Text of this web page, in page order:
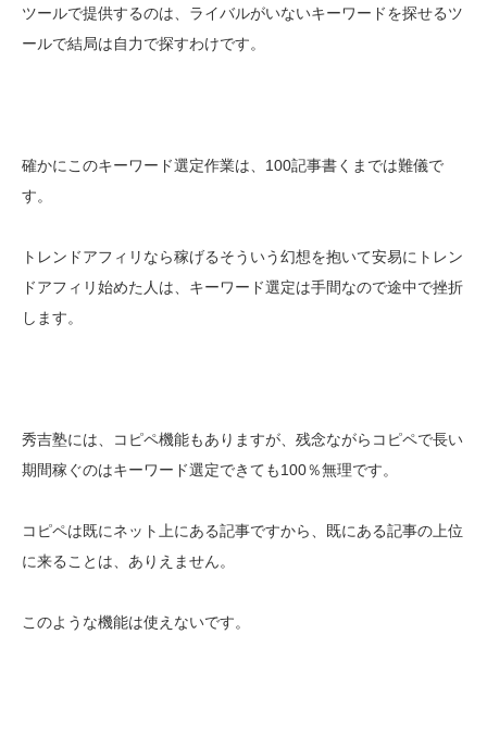
ツールで提供するのは、ライバルがいないキーワードを探せるツ
ールで結局は自力で探すわけです。
確かにこのキーワード選定作業は、100記事書くまでは難儀で
す。
トレンドアフィリなら稼げるそういう幻想を抱いて安易にトレン
ドアフィリ始めた人は、キーワード選定は手間なので途中で挫折
します。
秀吉塾には、コピペ機能もありますが、残念ながらコピペで長い
期間稼ぐのはキーワード選定できても100％無理です。
コピペは既にネット上にある記事ですから、既にある記事の上位
に来ることは、ありえません。
このような機能は使えないです。